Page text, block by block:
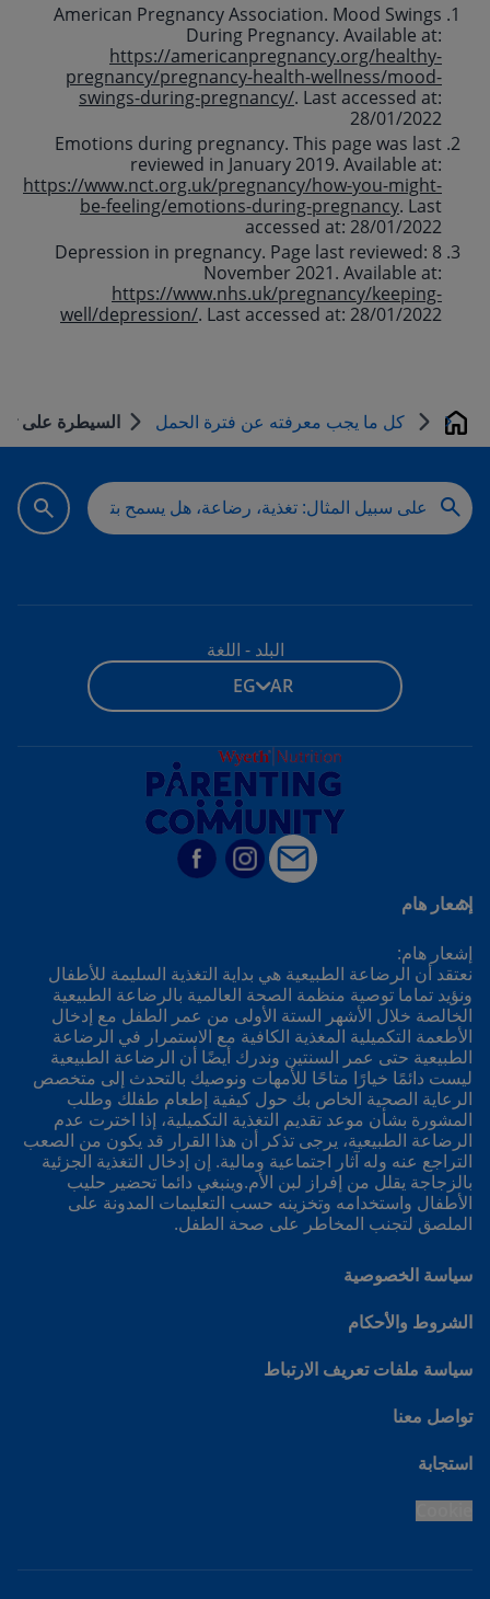
American Pregnancy Association. Mood Swings
During Pregnancy. Available at:
https://americanpregnancy.org/healthy-
pregnancy/pregnancy-health-wellness/mood-
swings-during-pregnancy/. Last accessed at:
28/01/2022
Emotions during pregnancy. This page was last
reviewed in January 2019. Available at:
https://www.nct.org.uk/pregnancy/how-you-might-
be-feeling/emotions-during-pregnancy. Last
accessed at: 28/01/2022
Depression in pregnancy. Page last reviewed: 8
November 2021. Available at:
https://www.nhs.uk/pregnancy/keeping-
well/depression/. Last accessed at: 28/01/2022
Home كل ما يجب معرفته عن فترة الحمل السيطرة على
البلد - اللغة
EG - AR
إشعار هام
إشعار هام:
نعتقد أن الرضاعة الطبيعية هي بداية التغذية السليمة للأطفال
ونؤيد تماما توصية منظمة الصحة العالمية بالرضاعة الطبيعية
الخالصة خلال الأشهر الستة الأولى من عمر الطفل مع إدخال
الأطعمة التكميلية المغذية الكافية مع الاستمرار في الرضاعة
الطبيعية حتى عمر السنتين وندرك أيضًا أن الرضاعة الطبيعية
ليست دائمًا خيارًا متاحًا للأمهات ونوصيك بالتحدث إلى متخصص
الرعاية الصحية الخاص بك حول كيفية إطعام طفلك وطلب
المشورة بشأن موعد تقديم التغذية التكميلية، إذا اخترت عدم
الرضاعة الطبيعية، يرجى تذكر أن هذا القرار قد يكون من الصعب
التراجع عنه وله آثار اجتماعية ومالية. إن إدخال التغذية الجزئية
بالزجاجة يقلل من إفراز لبن الأم.وينبغي دائما تحضير حليب
الأطفال واستخدامه وتخزينه حسب التعليمات المدونة على
الملصق لتجنب المخاطر على صحة الطفل.
سياسة الخصوصية
الشروط والأحكام
سياسة ملفات تعريف الارتباط
تواصل معنا
استجابة